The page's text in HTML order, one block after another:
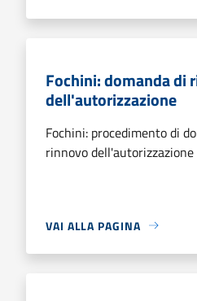
Fochini: domanda di
dell'autorizzazione
Fochini: procedimento di
rinnovo dell'autorizzazione
VAI ALLA PAGINA